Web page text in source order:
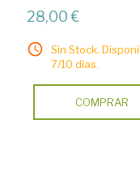
28,00 €
Sin Stock.
7/10 días.
COMPRAR